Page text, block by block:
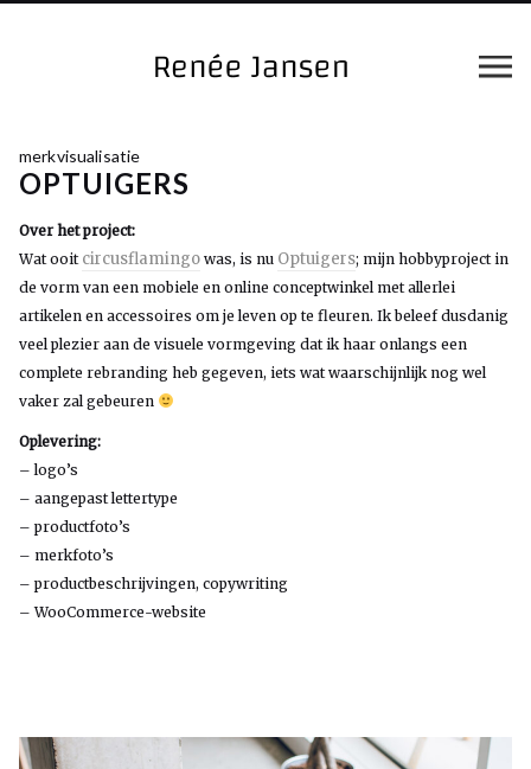
merkvisualisatie
OPTUIGERS
Over het project:
Wat ooit circusflamingo was, is nu Optuigers; mijn hobbyproject in
de vorm van een mobiele en online conceptwinkel met allerlei
artikelen en accessoires om je leven op te fleuren. Ik beleef dusdanig
veel plezier aan de visuele vormgeving dat ik haar onlangs een
complete rebranding heb gegeven, iets wat waarschijnlijk nog wel
vaker zal gebeuren
Oplevering:
– logo’s
– aangepast lettertype
– productfoto’s
– merkfoto’s
– productbeschrijvingen, copywriting
– WooCommerce-website